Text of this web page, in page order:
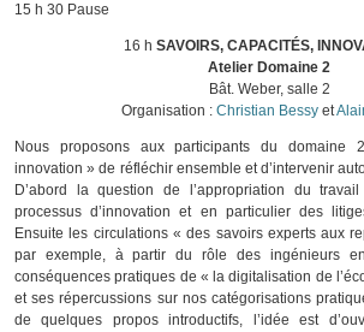
15 h 30 Pause
16 h SAVOIRS, CAPACITÉS,
Atelier Domaine 2
Bât. Weber, salle 2
Organisation : Christian Bessy et
Nous proposons aux participants du domaine
innovation » de réfléchir ensemble et d’intervenir
D’abord la question de l’appropriation du
processus d’innovation et en particulier des
Ensuite les circulations « des savoirs experts aux
par exemple, à partir du rôle des ingénieurs
conséquences pratiques de « la digitalisation de
et ses répercussions sur nos catégorisations
de quelques propos introductifs, l’idée est